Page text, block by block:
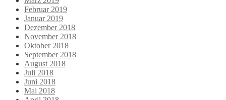
Februar 2019
Januar 2019
Dezember 2018
November 2018
Oktober 2018
September 2018
August 2018
Juli 2018
Juni 2018
Mai 2018